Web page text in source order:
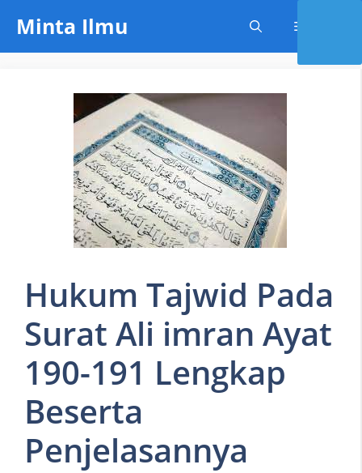
content
Minta Ilmu
Hukum Tajwid Pada
Surat Ali imran Ayat
190-191 Lengkap
Beserta
Penjelasannya